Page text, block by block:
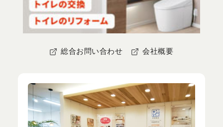
総合お問い合わせ 会社概要